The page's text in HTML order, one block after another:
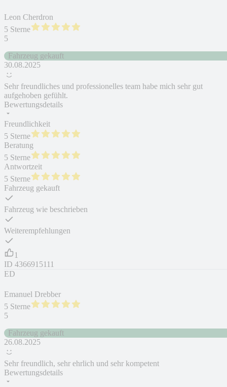
Leon Cherdron
5 Sterne
5
Fahrzeug gekauft
30.08.2025
Sehr freundliches und professionelles team habe mich sehr gut
aufgehoben gefühlt.
Bewertungsdetails
Freundlichkeit
5 Sterne
Beratung
5 Sterne
Antwortzeit
5 Sterne
Fahrzeug gekauft
Fahrzeug wie beschrieben
Weiterempfehlungen
1
ID 4366915111
ED
Emanuel Drebber
5 Sterne
5
Fahrzeug gekauft
26.08.2025
Sehr freundlich, sehr ehrlich und sehr kompetent
Bewertungsdetails